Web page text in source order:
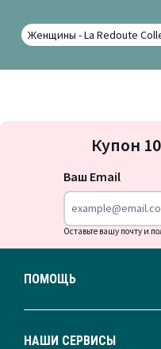
Женщины - La Redoute
Купон
Ваш Email
Оставьте вашу почту и
ПОМОЩЬ
НАШИ СЕРВИСЫ